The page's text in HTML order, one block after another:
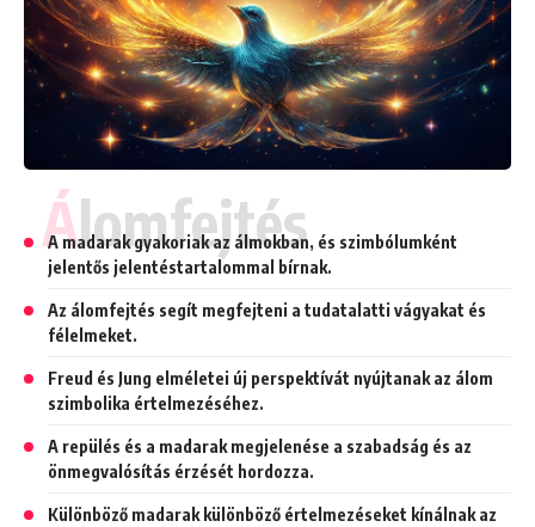
Álomfejtés
A madarak gyakoriak az álmokban, és szimbólumként
jelentős jelentéstartalommal bírnak.
Az álomfejtés segít megfejteni a tudatalatti vágyakat és
félelmeket.
Freud és Jung elméletei új perspektívát nyújtanak az álom
szimbolika értelmezéséhez.
A repülés és a madarak megjelenése a szabadság és az
önmegvalósítás érzését hordozza.
Különböző madarak különböző értelmezéseket kínálnak az